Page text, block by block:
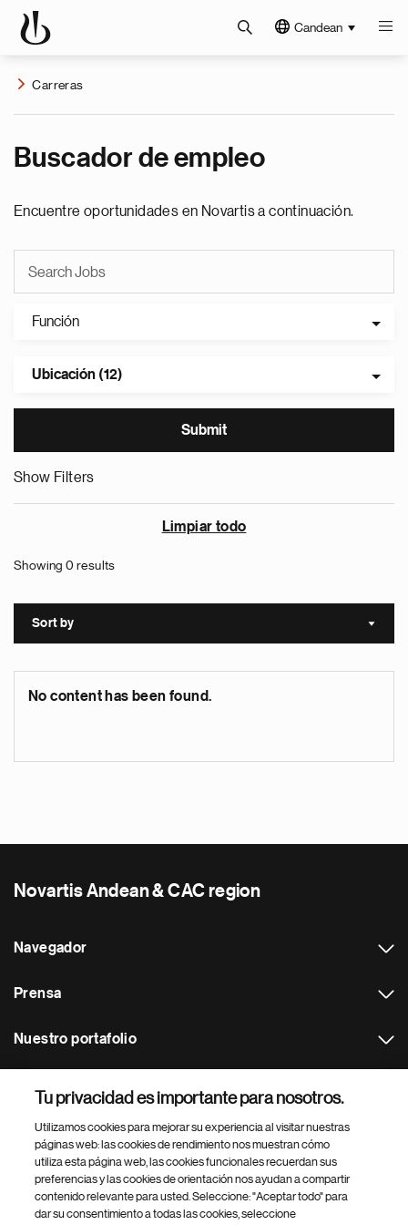
Candean
Carreras
Buscador de empleo
Encuentre oportunidades en Novartis a continuación.
Función
Ubicación (12)
Show Filters
Limpiar todo
Showing 0 results
Sort by Sort
No content has been found.
Novartis Andean & CAC region
Navegador
Prensa
Nuestro portafolio
Footer Site Search
Tu privacidad es importante para nosotros.
Utilizamos cookies para mejorar su experiencia al visitar nuestras
páginas web: las cookies de rendimiento nos muestran cómo
utiliza esta página web, las cookies funcionales recuerdan sus
preferencias y las cookies de orientación nos ayudan a compartir
contenido relevante para usted. Seleccione: "Aceptar todo" para
dar su consentimiento a todas las cookies, seleccione